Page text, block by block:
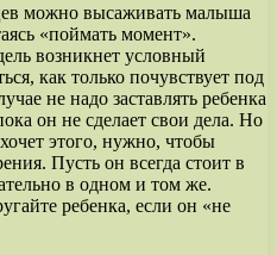
можно высаживать малыша
«поймать момент».
возникнет условный
как только почувствует под
не надо заставлять ребенка
он не сделает свои дела. Но
этого, нужно, чтобы
Пусть он всегда стоит в
в одном и том же.
ребенка, если он «не